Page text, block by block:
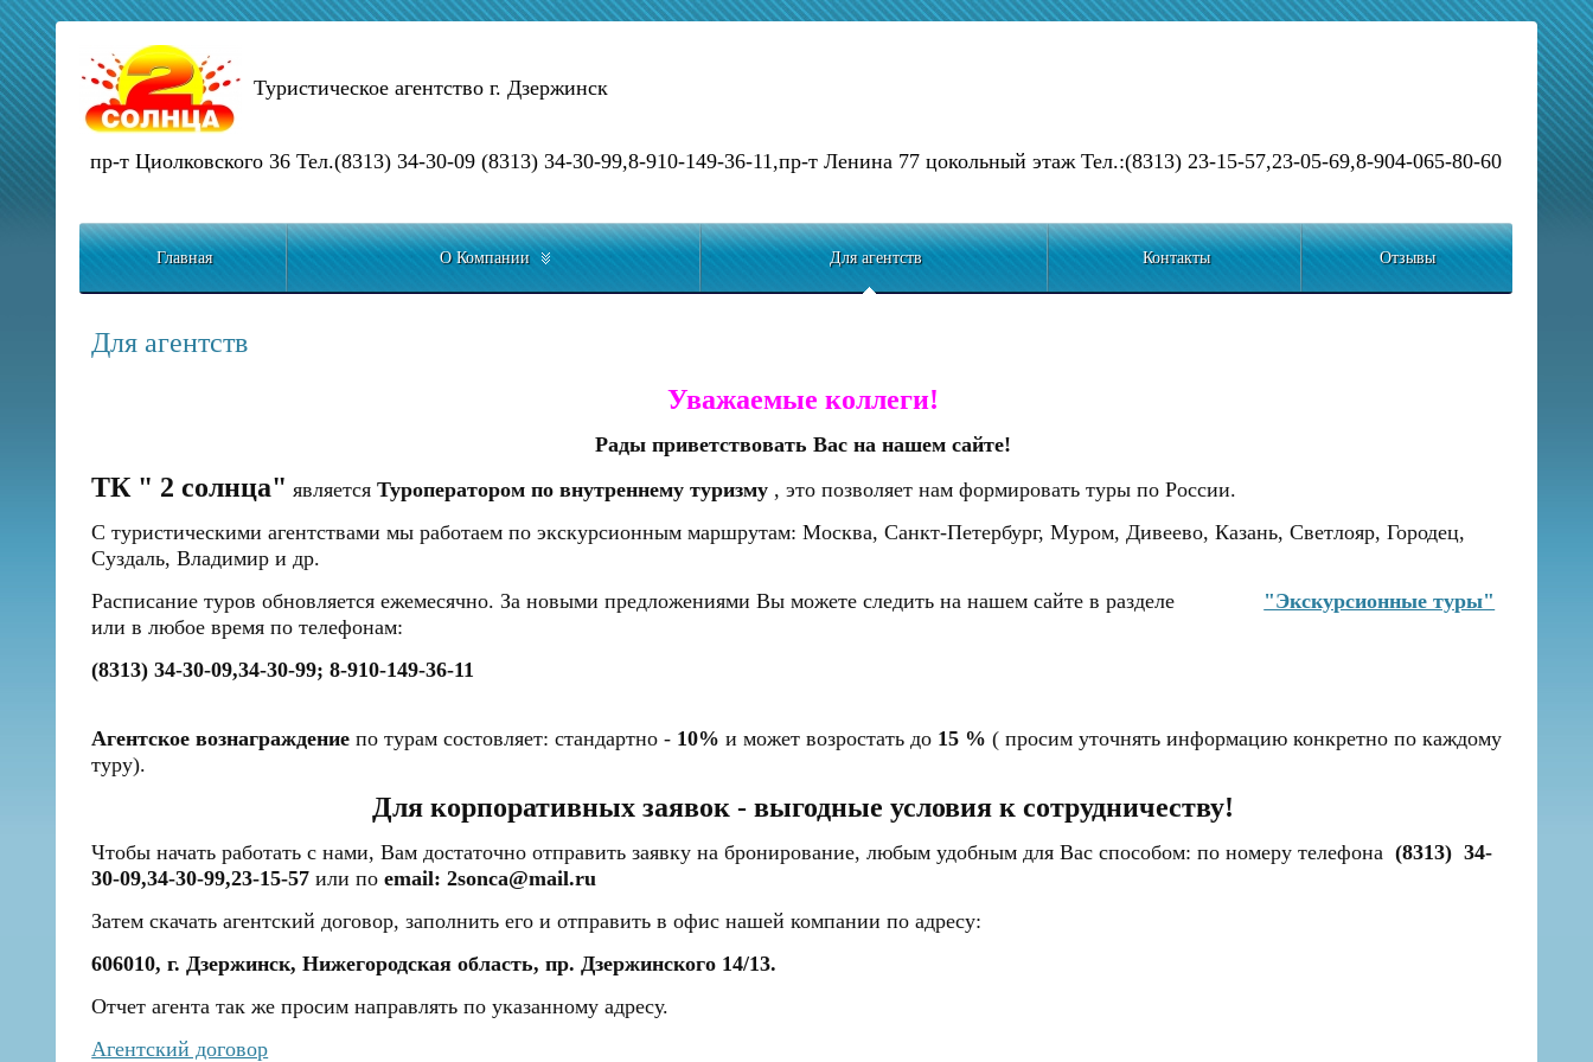
Туристическое агентство г. Дзержинск
пр-т Циолковского 36 Тел.(8313) 34-30-09 (8313) 34-30-99,8-910-149-36-11,пр-т Ленина 77 цокольный этаж Тел.:(8313) 23-15-57,23-05-69,8-904-065-80-60
Главная О Компании Для агентств Контакты Отзывы
Для агентств
Уважаемые коллеги!
Рады приветствовать Вас на нашем сайте!
ТК " 2 солнца" являетсяТуроператором по внутреннему туризму , это позволяет нам формировать туры по России.
С туристическими агентствами мы работаем по экскурсионным маршрутам: Москва, Санкт-Петербург, Муром, Дивеево, Казань, Светлояр, Городец,
Суздаль, Владимир и др.
Расписание туров обновляется ежемесячно. За новыми предложениями Вы можете следить на нашем сайте в разделе "Экскурсионные туры"
или в любое время по телефонам:
(8313) 34-30-09,34-30-99; 8-910-149-36-11
Агентское вознаграждение по турам состовляет: стандартно - 10% и может возростать до 15 % ( просим уточнять информацию конкретно по каждому
туру).
Для корпоративных заявок - выгодные условия к сотрудничеству!
Чтобы начать работать с нами, Вам достаточно отправить заявку на бронирование, любым удобным для Вас способом: по номеру телефона(8313) 34-
30-09,34-30-99,23-15-57 или поemail: 2sonca@mail.ru
Затем скачать агентский договор, заполнить его и отправить в офис нашей компании по адресу:
606010, г. Дзержинск, Нижегородская область, пр. Дзержинского 14/13.
Отчет агента так же просим направлять по указанному адресу.
Агентский договор